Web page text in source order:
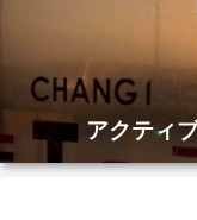
アクティ